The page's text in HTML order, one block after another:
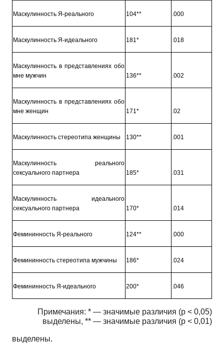
Маскулинность Я-реального 104** .000
Маскулинность Я-идеального 181* .018
Маскулинность в представлениях обо
мне мужчин
136** .002
Маскулинность в представлениях обо
мне женщин
171* .02
Маскулинность стереотипа женщины 130** .001
Маскулинность реального
сексуального партнера
185* .031
Маскулинность идеального
сексуального партнера
170* .014
Фемининность Я-реального 124** .000
Фемининность стереотипа мужчины 186* .024
Фемининность Я-идеального 200* .046
Примечания: * — значимые различия (р < 0,05)
выделены, ** — значимые различия (р < 0,01)
выделены.